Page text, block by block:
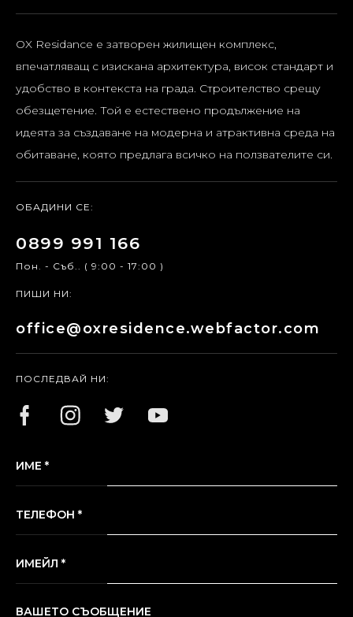
OX Residance e затворен жилищен комплекс,
впечатляващ с изискана архитектура, висок стандарт и
удобство в контекста на града. Строителство срещу
обезщетение. Той е естествено продължение на
идеята за създаване на модерна и атрактивна среда на
обитаване, която предлага всичко на ползвателите си.
ОБАДИНИ СЕ:
0899 991 166
Пон. - Съб.. ( 9:00 - 17:00 )
ПИШИ НИ:
office@oxresidence.webfactor.com
ПОСЛЕДВАЙ НИ:
ИМЕ *
ТЕЛЕФОН *
ИМЕЙЛ *
ВАШЕТО СЪОБЩЕНИЕ